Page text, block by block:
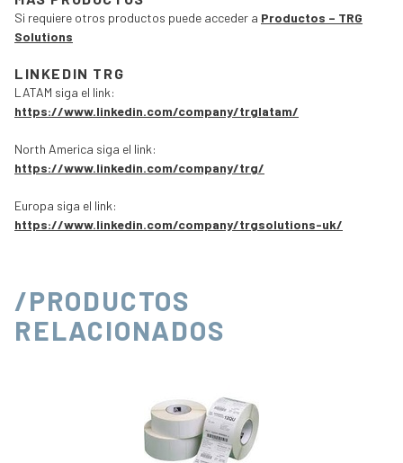
Si requiere otros productos puede acceder a Productos – TRG
Solutions
LINKEDIN TRG
LATAM siga el link:
https://www.linkedin.com/company/trglatam/
North America siga el link:
https://www.linkedin.com/company/trg/
Europa siga el link:
https://www.linkedin.com/company/trgsolutions-uk/
/PRODUCTOS
RELACIONADOS